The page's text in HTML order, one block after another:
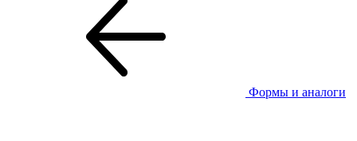
Формы и аналоги